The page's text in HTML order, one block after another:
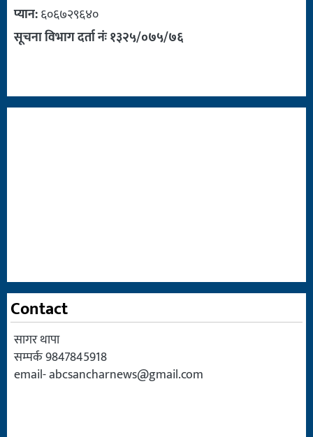
प्यान:६०६७२९६४०
सूचना विभाग दर्ता नंः १३२५/०७५/७६
Contact
सागर थापा
सम्पर्क 9847845918
email-abcsancharnews@gmail.com